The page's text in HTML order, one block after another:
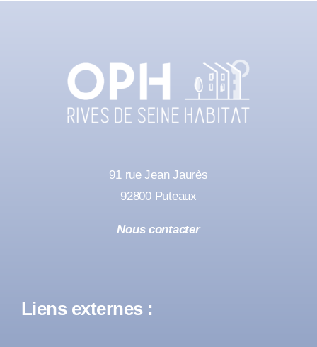
91 rue Jean Jaurès
92800 Puteaux
Nous contacter
Liens externes :